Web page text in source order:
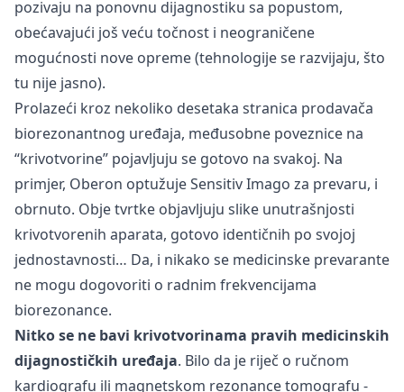
pozivaju na ponovnu dijagnostiku sa popustom,
obećavajući još veću točnost i neograničene
mogućnosti nove opreme (tehnologije se razvijaju, što
tu nije jasno).
Prolazeći kroz nekoliko desetaka stranica prodavača
biorezonantnog uređaja, međusobne poveznice na
“krivotvorine” pojavljuju se gotovo na svakoj. Na
primjer, Oberon optužuje Sensitiv Imago za prevaru, i
obrnuto. Obje tvrtke objavljuju slike unutrašnjosti
krivotvorenih aparata, gotovo identičnih po svojoj
jednostavnosti… Da, i nikako se medicinske prevarante
ne mogu dogovoriti o radnim frekvencijama
biorezonance.
Nitko se ne bavi krivotvorinama pravih medicinskih
dijagnostičkih uređaja. Bilo da je riječ o ručnom
kardiografu ili magnetskom rezonance tomografu -